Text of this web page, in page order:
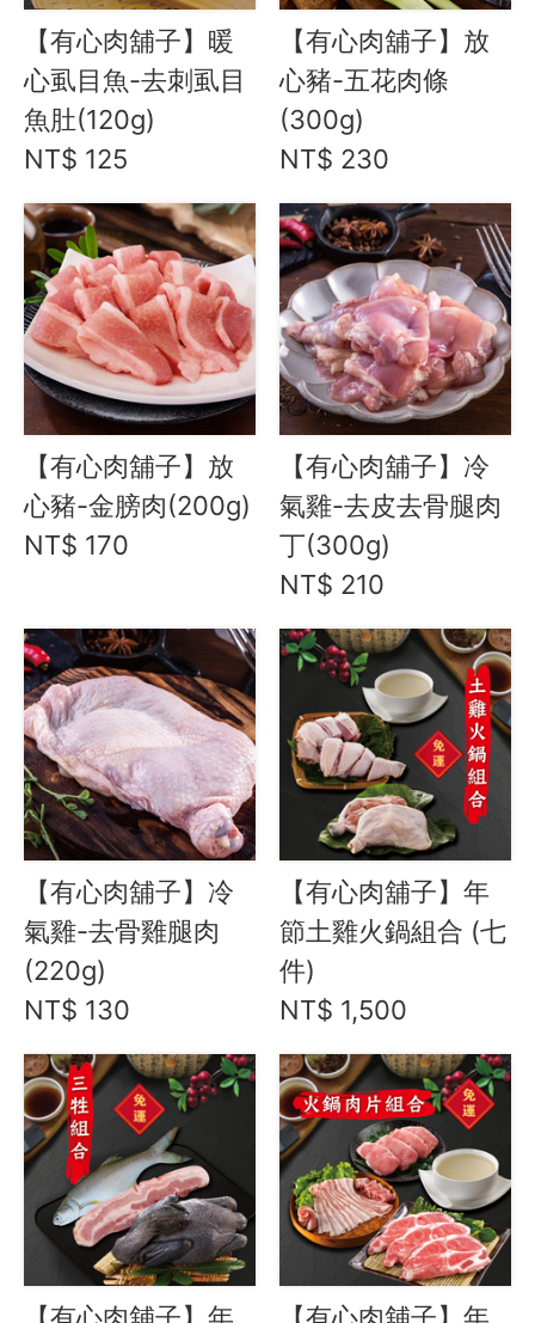
【有心肉舖子】暖
心虱目魚-去刺虱目
魚肚(120g)
NT$ 125
【有心肉舖子】放
心豬-五花肉條
(300g)
NT$ 230
【有心肉舖子】放
心豬-金膀肉(200g)
NT$ 170
【有心肉舖子】冷
氣雞-去皮去骨腿肉
丁(300g)
NT$ 210
【有心肉舖子】冷
氣雞-去骨雞腿肉
(220g)
NT$ 130
【有心肉舖子】年
節土雞火鍋組合 (七
件)
NT$ 1,500
【有心肉舖子】年 【有心肉舖子】年